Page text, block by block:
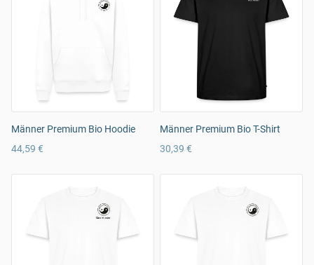
Männer Premium Bio Hoodie
44,59 €
Männer Premium Bio T-Shirt
30,39 €